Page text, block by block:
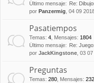
Último mensaje:
Re:
por Panzermig , 04 09
Pasatiempos
Temas: 4 Mensajes: 1804
Último mensaje:
Re:
por JackKingstone , 03
Preguntas
Temas: 280 Mensajes: